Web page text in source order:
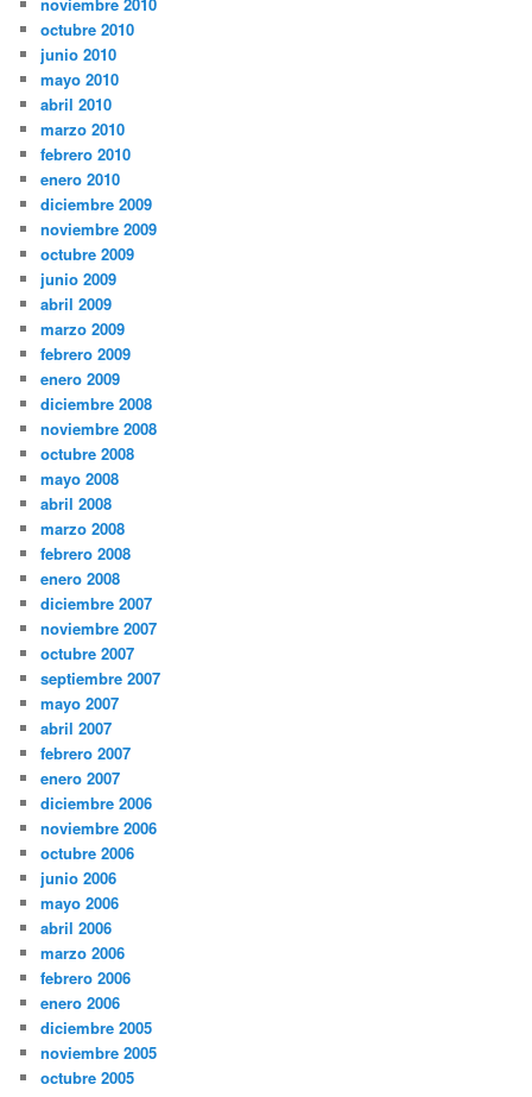
octubre 2010
junio 2010
mayo 2010
abril 2010
marzo 2010
febrero 2010
enero 2010
diciembre 2009
noviembre 2009
octubre 2009
junio 2009
abril 2009
marzo 2009
febrero 2009
enero 2009
diciembre 2008
noviembre 2008
octubre 2008
mayo 2008
abril 2008
marzo 2008
febrero 2008
enero 2008
diciembre 2007
noviembre 2007
octubre 2007
septiembre 2007
mayo 2007
abril 2007
febrero 2007
enero 2007
diciembre 2006
noviembre 2006
octubre 2006
junio 2006
mayo 2006
abril 2006
marzo 2006
febrero 2006
enero 2006
diciembre 2005
noviembre 2005
octubre 2005